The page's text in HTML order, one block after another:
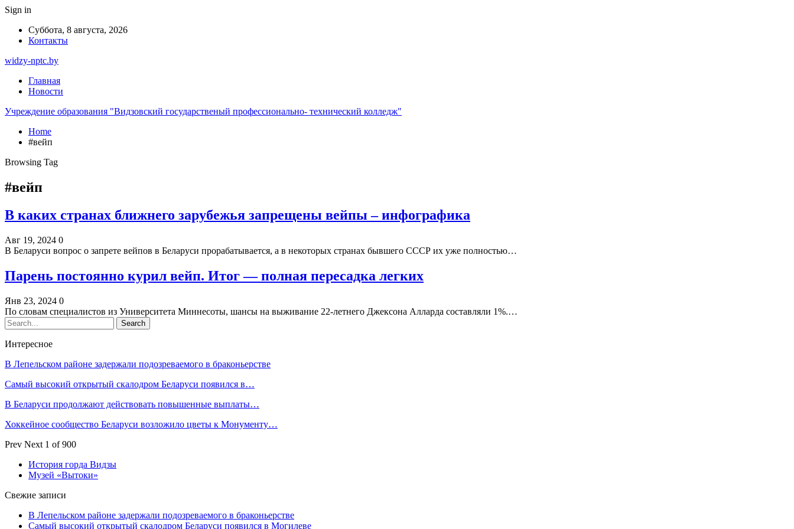
Sign in
Суббота, 8 августа, 2026
Контакты
widzy-nptc.by
Главная
Новости
Учреждение образования "Видзовский государственый профессионально- технический колледж"
Home
#вейп
Browsing Tag
#вейп
В каких странах ближнего зарубежья запрещены вейпы – инфографика
Авг 19, 2024 0
В Беларуси вопрос о запрете вейпов в Беларуси прорабатывается, а в некоторых странах бывшего СССР их уже полностью…
Парень постоянно курил вейп. Итог — полная пересадка легких
Янв 23, 2024 0
По словам специалистов из Университета Миннесоты, шансы на выживание 22-летнего Джексона Алларда составляли 1%.…
Интересное
В Лепельском районе задержали подозреваемого в браконьерстве
Самый высокий открытый скалодром Беларуси появился в…
В Беларуси продолжают действовать повышенные выплаты…
Хоккейное сообщество Беларуси возложило цветы к Монументу…
Prev Next 1 of 900
История горда Видзы
Музей «Вытоки»
Свежие записи
В Лепельском районе задержали подозреваемого в браконьерстве
Самый высокий открытый скалодром Беларуси появился в Могилеве